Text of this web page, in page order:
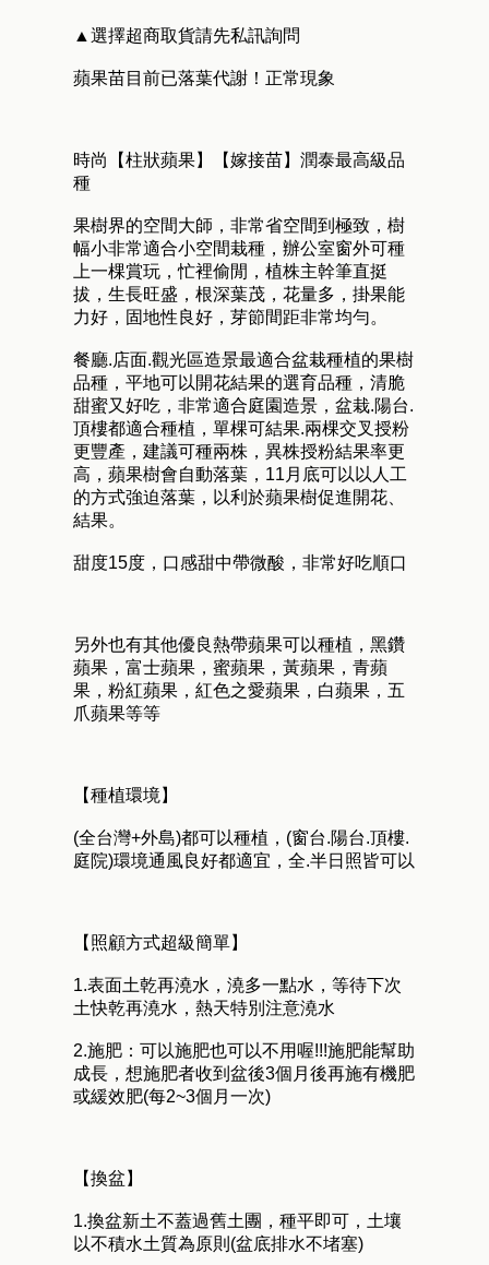
紅色之愛（一
般種）
▲選擇超商取貨請先私訊詢問
蘋果苗目前已落葉代謝！正常現象
時尚【柱狀蘋果】【嫁接苗】潤泰最高級品
種
果樹界的空間大師，非常省空間到極致，樹
幅小非常適合小空間栽種，辦公室窗外可種
上一棵賞玩，忙裡偷閒，植株主幹筆直挺
拔，生長旺盛，根深葉茂，花量多，掛果能
力好，固地性良好，芽節間距非常均勻。
餐廳.店面.觀光區造景最適合盆栽種植的果樹
品種，平地可以開花結果的選育品種，清脆
甜蜜又好吃，非常適合庭園造景，盆栽.陽台.
頂樓都適合種植，單棵可結果.兩棵交叉授粉
更豐產，建議可種兩株，異株授粉結果率更
高，蘋果樹會自動落葉，11月底可以以人工
的方式強迫落葉，以利於蘋果樹促進開花、
結果。
甜度15度，口感甜中帶微酸，非常好吃順口
另外也有其他優良熱帶蘋果可以種植，黑鑽
蘋果，富士蘋果，蜜蘋果，黃蘋果，青蘋
果，粉紅蘋果，紅色之愛蘋果，白蘋果，五
爪蘋果等等
【種植環境】
(全台灣+外島)都可以種植，(窗台.陽台.頂樓.
庭院)環境通風良好都適宜，全.半日照皆可以
【照顧方式超級簡單】
1.表面土乾再澆水，澆多一點水，等待下次
土快乾再澆水，熱天特別注意澆水
2.施肥：可以施肥也可以不用喔!!!施肥能幫助
成長，想施肥者收到盆後3個月後再施有機肥
或緩效肥(每2~3個月一次)
【換盆】
1.換盆新土不蓋過舊土團，種平即可，土壤
以不積水土質為原則(盆底排水不堵塞)